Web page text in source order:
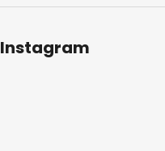
Instagram